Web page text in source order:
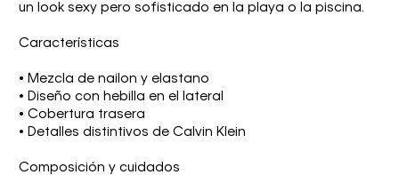
un look sexy pero sofisticado en la playa o la piscina.
Características
• Mezcla de nailon y elastano
• Diseño con hebilla en el lateral
• Cobertura trasera
• Detalles distintivos de Calvin Klein
Composición y cuidados